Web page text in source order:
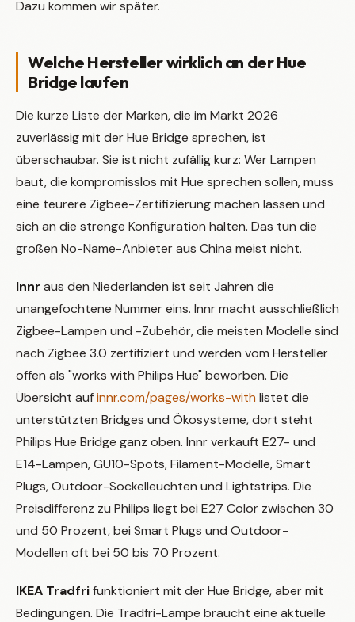
Dazu kommen wir später.
Welche Hersteller wirklich an der Hue
Bridge laufen
Die kurze Liste der Marken, die im Markt 2026
zuverlässig mit der Hue Bridge sprechen, ist
überschaubar. Sie ist nicht zufällig kurz: Wer Lampen
baut, die kompromisslos mit Hue sprechen sollen, muss
eine teurere Zigbee-Zertifizierung machen lassen und
sich an die strenge Konfiguration halten. Das tun die
großen No-Name-Anbieter aus China meist nicht.
Innr aus den Niederlanden ist seit Jahren die
unangefochtene Nummer eins. Innr macht ausschließlich
Zigbee-Lampen und -Zubehör, die meisten Modelle sind
nach Zigbee 3.0 zertifiziert und werden vom Hersteller
offen als "works with Philips Hue" beworben. Die
Übersicht aufinnr.com/pages/works-withlistet die
unterstützten Bridges und Ökosysteme, dort steht
Philips Hue Bridge ganz oben. Innr verkauft E27- und
E14-Lampen, GU10-Spots, Filament-Modelle, Smart
Plugs, Outdoor-Sockelleuchten und Lightstrips. Die
Preisdifferenz zu Philips liegt bei E27 Color zwischen 30
und 50 Prozent, bei Smart Plugs und Outdoor-
Modellen oft bei 50 bis 70 Prozent.
IKEA Tradfrifunktioniert mit der Hue Bridge, aber mit
Bedingungen. Die Tradfri-Lampe braucht eine aktuelle